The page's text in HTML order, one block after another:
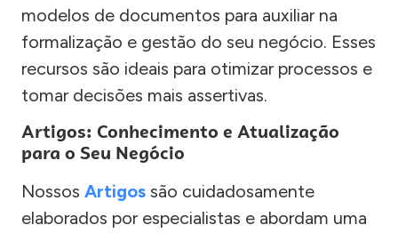
modelos de documentos para auxiliar na
formalização e gestão do seu negócio. Esses
recursos são ideais para otimizar processos e
tomar decisões mais assertivas.
Artigos: Conhecimento e Atualização
para o Seu Negócio
Nossos Artigos são cuidadosamente
elaborados por especialistas e abordam uma